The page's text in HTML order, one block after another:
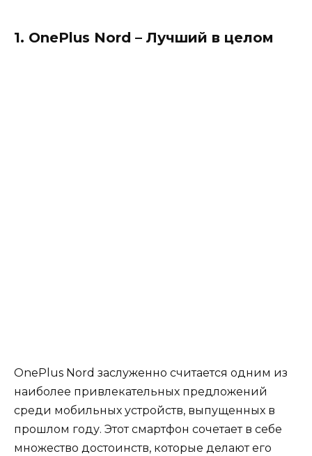
1. OnePlus Nord – Лучший в целом
OnePlus Nord заслуженно считается одним из
наиболее привлекательных предложений
среди мобильных устройств, выпущенных в
прошлом году. Этот смартфон сочетает в себе
множество достоинств, которые делают его